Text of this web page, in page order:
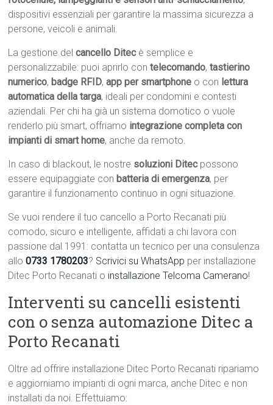
dispositivi essenziali per garantire la massima sicurezza a
persone, veicoli e animali.
La gestione delcancello Ditecè semplice e
personalizzabile: puoi aprirlo contelecomando,tastierino
numerico, badge RFID,app per smartphone o con lettura
automatica della targa, ideali per condomini e contesti
aziendali. Per chi ha già un sistema domotico o vuole
renderlo più smart, offriamo integrazione completa con
impianti di smart home, anche da remoto.
In caso di blackout, le nostre soluzioni Ditecpossono
essere equipaggiate con batteria di emergenza, per
garantire il funzionamento continuo in ogni situazione.
Se vuoi rendere il tuo cancello a Porto Recanati più
comodo, sicuro e intelligente, affidati a chi lavora con
passione dal 1991: contatta un tecnico per una consulenza
allo0733 1780203? Scrivici su WhatsApp per installazione
Ditec Porto Recanati o installazione Telcoma Camerano!
Interventi su cancelli esistenti
con o senza automazione Ditec a
Porto Recanati
Oltre ad offrire installazione Ditec Porto Recanati ripariamo
e aggiorniamo impianti di ogni marca, anche Ditec e non
installati da noi. Effettuiamo: